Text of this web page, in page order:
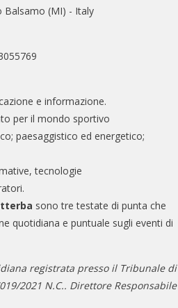
Balsamo (MI) - Italy
e informazione.
per il mondo sportivo
paesaggistico ed energetico;
tecnologie
sono tre testate di punta che
quotidiana e puntuale sugli eventi di
registrata presso il Tribunale di
2021 N.C.. Direttore Responsabile